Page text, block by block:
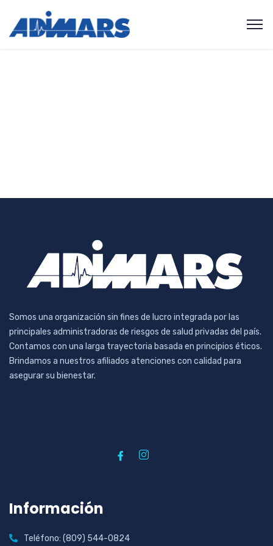
Somos una organización sin fines de lucro integrada por las
principales administradoras de riesgos de salud privadas del país.
Contamos con una larga trayectoria basada en principios éticos.
Brindamos a nuestros afiliados atenciones con calidad para
asegurar su bienestar.
Información
Teléfono: (809) 544-0824